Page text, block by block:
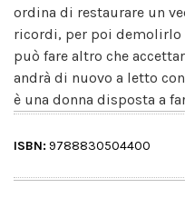
ordina di restaurare un
ricordi, per poi demolirlo
può fare altro che
andrà di nuovo a letto
è una donna disposta a
ISBN: 9788830504400